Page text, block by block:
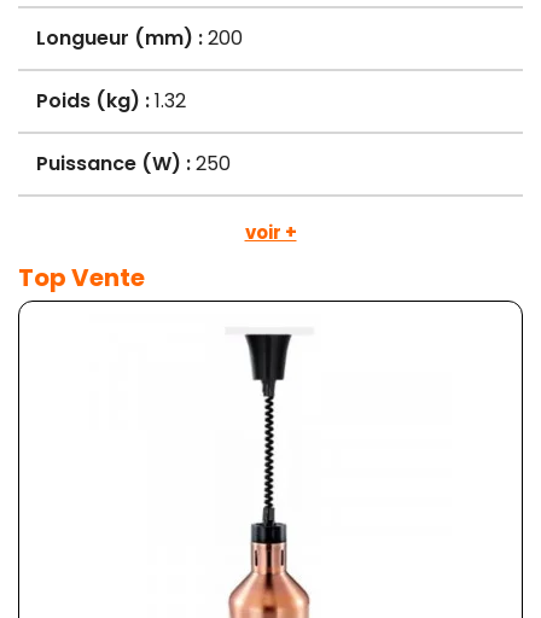
Longueur (mm) :200
Poids (kg) :1.32
Puissance (W) :250
voir +
Top Vente